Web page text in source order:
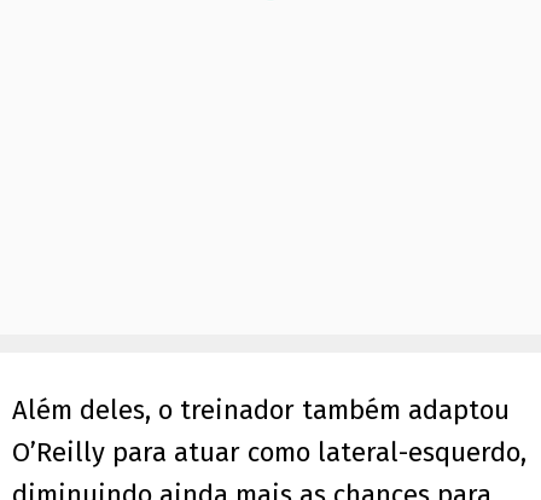
Além deles, o treinador também adaptou
O’Reilly para atuar como lateral-esquerdo,